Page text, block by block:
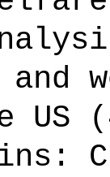
and
US